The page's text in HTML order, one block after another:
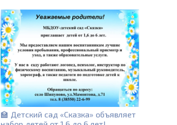
🏫 Детский сад «Сказка» объявляет